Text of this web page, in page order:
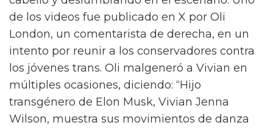
de los videos fue publicado en X por Oli
London, un comentarista de derecha, en un
intento por reunir a los conservadores contra
los jóvenes trans. Oli malgeneró a Vivian en
múltiples ocasiones, diciendo: “Hijo
transgénero de Elon Musk, Vivian Jenna
Wilson, muestra sus movimientos de danza